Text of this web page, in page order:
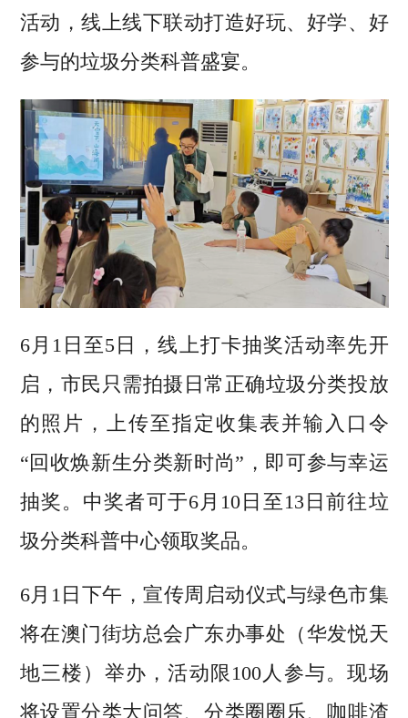
活动，线上线下联动打造好玩、好学、好
参与的垃圾分类科普盛宴。
6月1日至5日，线上打卡抽奖活动率先开
启，市民只需拍摄日常正确垃圾分类投放
的照片，上传至指定收集表并输入口令
“回收焕新生分类新时尚”，即可参与幸运
抽奖。中奖者可于6月10日至13日前往垃
圾分类科普中心领取奖品。
6月1日下午，宣传周启动仪式与绿色市集
将在澳门街坊总会广东办事处（华发悦天
地三楼）举办，活动限100人参与。现场
将设置分类大问答、分类圈圈乐、咖啡渣